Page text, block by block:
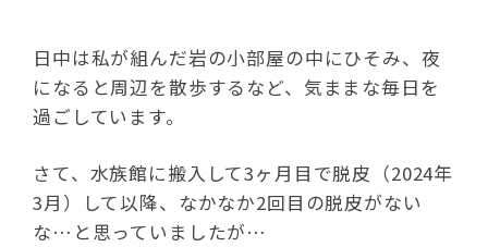
日中は私が組んだ岩の小部屋の中にひそみ、夜
になると周辺を散歩するなど、気ままな毎日を
過ごしています。
さて、水族館に搬入して3ヶ月目で脱皮（2024年
3月）して以降、なかなか2回目の脱皮がない
な…と思っていましたが…